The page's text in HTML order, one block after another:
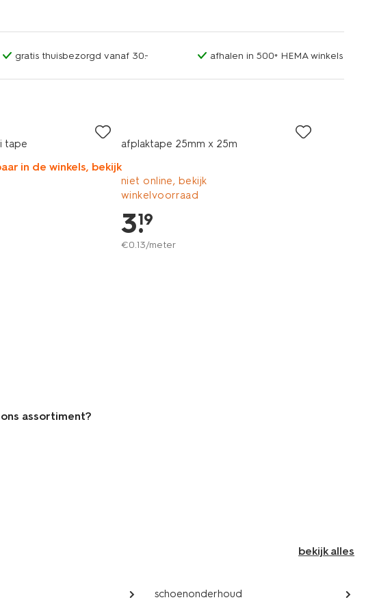
gratis thuisbezorgd vanaf 30.- afhalen in 500+ HEMA winkels
tape
in de winkels, bekijk
afplaktape 25mm x 25m
niet online, bekijk
winkelvoorraad
3.
19
€0.13/meter
assortiment?
bekijk alles
schoenonderhoud